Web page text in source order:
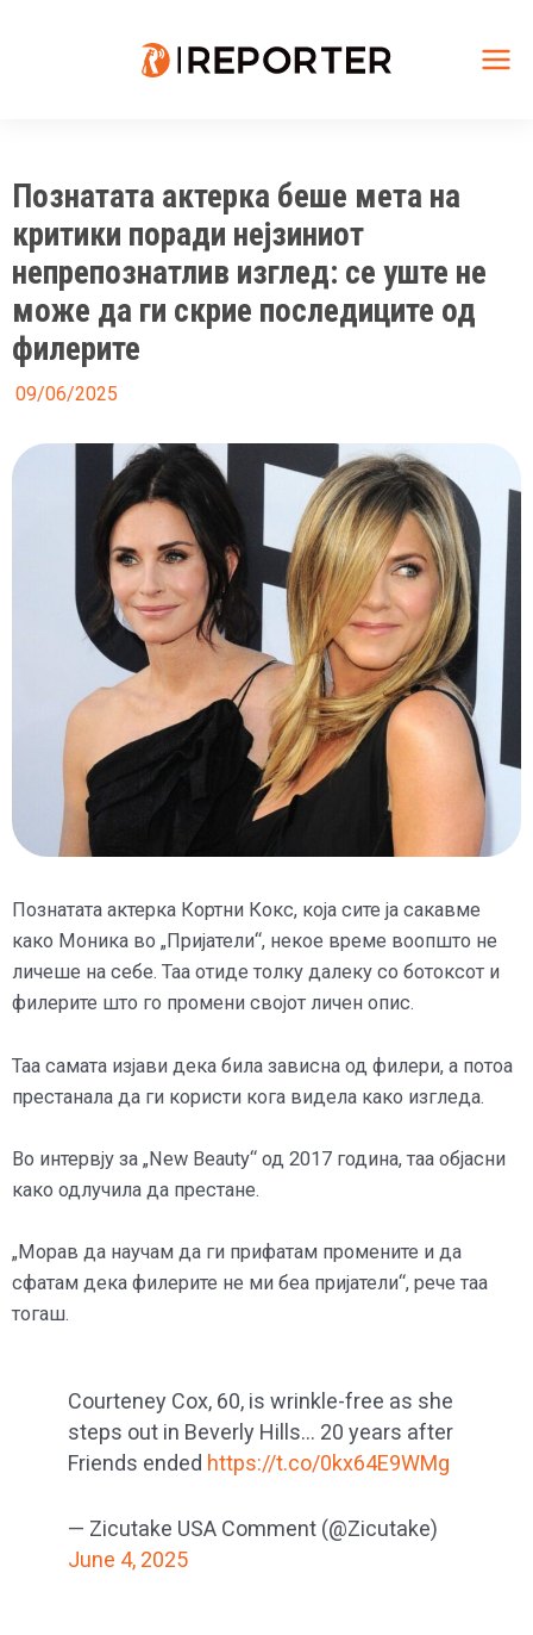
Познатата актерка беше мета на
критики поради нејзиниот
непрепознатлив изглед: се уште не
може да ги скрие последиците од
филерите
09/06/2025
Познатата актерка Кортни Кокс, која сите ја сакавме
како Моника во „Пријатели“, некое време воопшто не
личеше на себе. Таа отиде толку далеку со ботоксот и
филерите што го промени својот личен опис.
Таа самата изјави дека била зависна од филери, а потоа
престанала да ги користи кога видела како изгледа.
Во интервју за „New Beauty“ од 2017 година, таа објасни
како одлучила да престане.
„Морав да научам да ги прифатам промените и да
сфатам дека филерите не ми беа пријатели“, рече таа
тогаш.
Courteney Cox, 60, is wrinkle-free as she
steps out in Beverly Hills… 20 years after
Friends ended https://t.co/0kx64E9WMg
— Zicutake USA Comment (@Zicutake)
June 4, 2025